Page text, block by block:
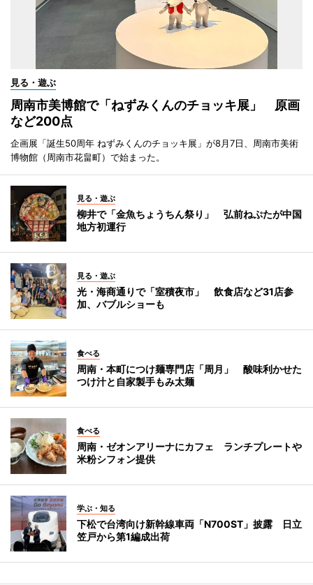
見る・遊ぶ
周南市美博館で「ねずみくんのチョッキ展」 原画
など200点
企画展「誕生50周年 ねずみくんのチョッキ展」が8月7日、周南市美術
博物館（周南市花畠町）で始まった。
見る・遊ぶ
柳井で「金魚ちょうちん祭り」 弘前ねぷたが中国
地方初運行
見る・遊ぶ
光・海商通りで「室積夜市」 飲食店など31店参
加、バブルショーも
食べる
周南・本町につけ麺専門店「周月」 酸味利かせた
つけ汁と自家製手もみ太麺
食べる
周南・ゼオンアリーナにカフェ ランチプレートや
米粉シフォン提供
学ぶ・知る
下松で台湾向け新幹線車両「N700ST」披露 日立
笠戸から第1編成出荷